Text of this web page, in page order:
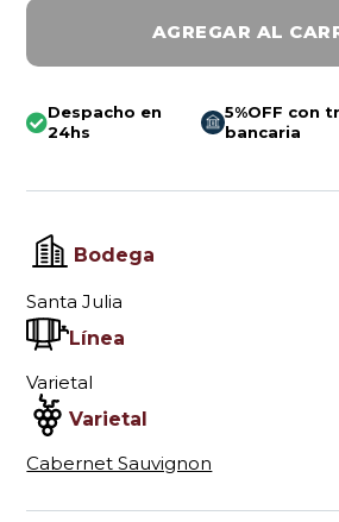
AGREGAR AL
Despacho en
24hs
5%OFF con
bancaria
Bodega
Santa Julia
Línea
Varietal
Varietal
Cabernet Sauvignon